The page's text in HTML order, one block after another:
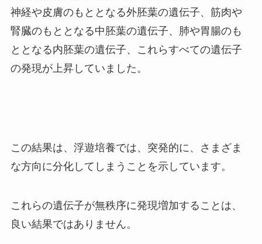
神経や皮膚のもととなる外胚葉の遺伝子、筋肉や
腎臓のもととなる中胚葉の遺伝子、肺や胃腸のも
ととなる内胚葉の遺伝子、これらすべての遺伝子
の発現が上昇していました。
この結果は、浮遊培養では、突発的に、さまざま
な方向に分化してしまうことを示しています。
これらの遺伝子が無秩序に発現増加することは、
良い結果ではありません。